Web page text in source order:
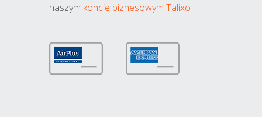
naszym koncie biznesowym Talixo